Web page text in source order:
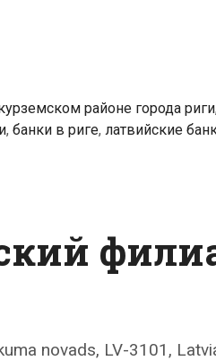
районе города риги
, банки в риге, латвийские
novads, LV-3101,